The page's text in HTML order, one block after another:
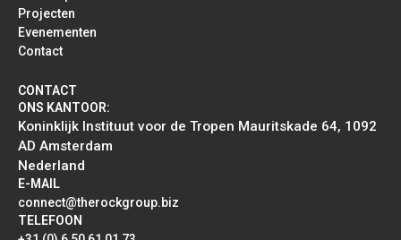
Projecten
Evenementen
Contact
CONTACT
ONS KANTOOR:
Koninklijk Instituut voor de Tropen Mauritskade 64, 1092
AD Amsterdam
Nederland
E-MAIL
connect@therockgroup.biz
TELEFOON